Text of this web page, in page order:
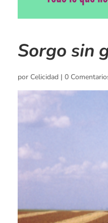
Sorgo sin
por Celicidad | 0